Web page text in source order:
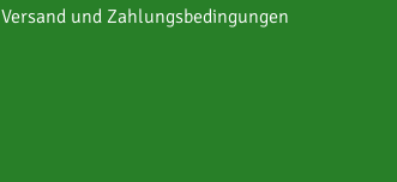
Versand und Zahlungsbedingungen